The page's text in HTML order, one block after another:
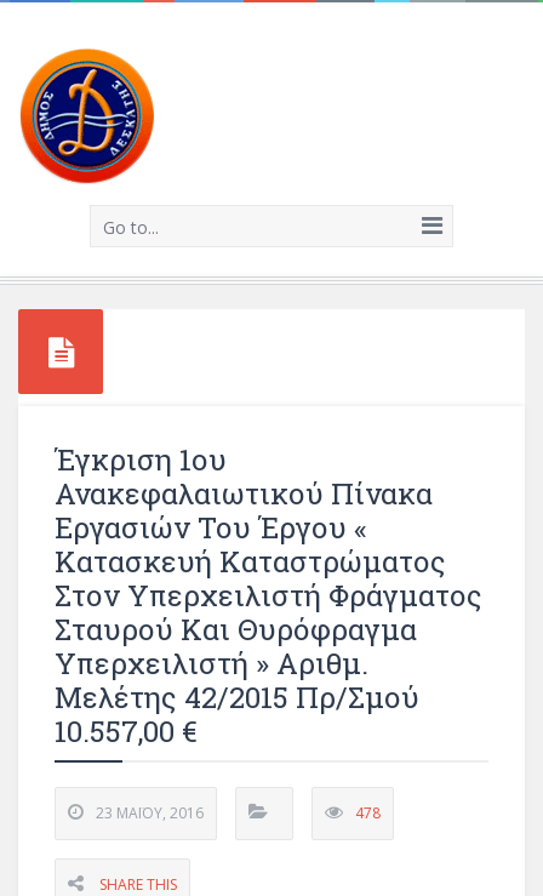
Go to...
Έγκριση 1ου
Ανακεφαλαιωτικού Πίνακα
Εργασιών Του Έργου «
Κατασκευή Καταστρώματος
Στον Υπερχειλιστή Φράγματος
Σταυρού Και Θυρόφραγμα
Υπερχειλιστή » Αριθμ.
Μελέτης 42/2015 Πρ/σμού
10.557,00 €
23 ΜΑΪ́ΟΥ, 2016 478
SHARE THIS